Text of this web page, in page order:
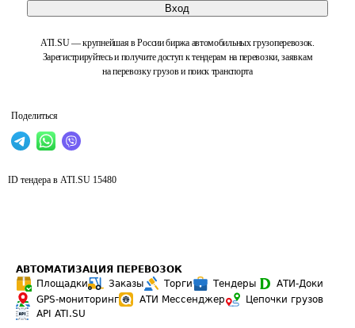
Вход
ATI.SU — крупнейшая в России биржа автомобильных грузоперевозок.
Зарегистрируйтесь и получите доступ к тендерам на перевозки, заявкам
на перевозку грузов и поиск транспорта
Поделиться
ID тендера в ATI.SU 15480
АВТОМАТИЗАЦИЯ ПЕРЕВОЗОК
Площадки
Заказы Торги Тендеры
АТИ-Доки
GPS-мониторинг
АТИ Мессенджер
Цепочки грузов
API ATI.SU